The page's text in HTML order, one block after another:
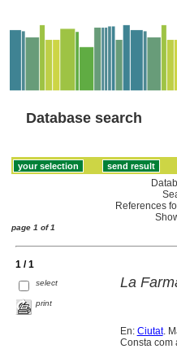
Database search
References
page 1 of 1
1 / 1
select
print
La
En: Ciutat.
Consta com